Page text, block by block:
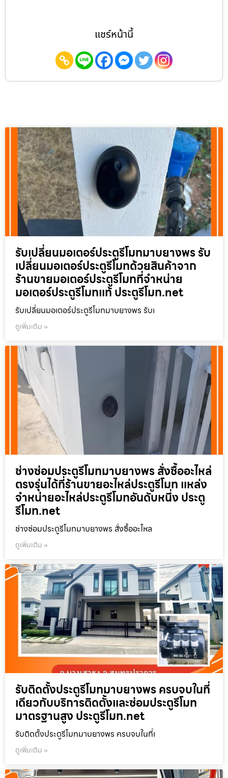
แชร์หน้านี้
รับเปลี่ยนมอเตอร์ประตูรีโมทมาบยางพร รับ
เปลี่ยนมอเตอร์ประตูรีโมทด้วยสินค้าจาก
ร้านขายมอเตอร์ประตูรีโมทที่จำหน่าย
มอเตอร์ประตูรีโมทแท้ ประตูรีโมท.net
รับเปลี่ยนมอเตอร์ประตูรีโมทมาบยางพร รับเ
ดูเพิ่มเติม »
ช่างซ่อมประตูรีโมทมาบยางพร สั่งซื้ออะไหล่
ตรงรุ่นได้ที่ร้านขายอะไหล่ประตูรีโมท แหล่ง
จำหน่ายอะไหล่ประตูรีโมทอันดับหนึ่ง ประตู
รีโมท.net
ช่างซ่อมประตูรีโมทมาบยางพร สั่งซื้ออะไหล
ดูเพิ่มเติม »
รับติดตั้งประตูรีโมทมาบยางพร ครบจบในที่
เดียวกับบริการติดตั้งและซ่อมประตูรีโมท
มาตรฐานสูง ประตูรีโมท.net
รับติดตั้งประตูรีโมทมาบยางพร ครบจบในที่เ
ดูเพิ่มเติม »